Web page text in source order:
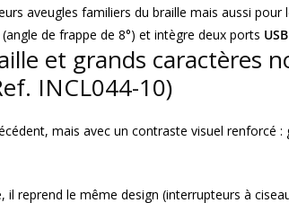
aveugles familiers du braille mais aussi
de frappe de 8°) et intègre deux ports USB
et grands caractères
INCL044-10)
mais avec un contraste visuel renforcé
il reprend le même design (interrupteurs à